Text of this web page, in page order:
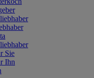
Sie
Ihn